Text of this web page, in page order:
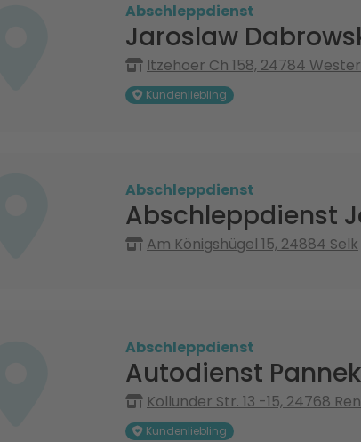
Abschleppdienst
Jaroslaw
Itzehoer Ch 158, 24784
Kundenliebling
Abschleppdienst
Abschleppdienst
Am Königshügel 15, 24884 Selk
Abschleppdienst
Autodienst
Kollunder Str. 13 -15, 24768
Kundenliebling